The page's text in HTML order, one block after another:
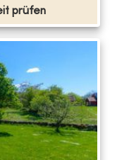
prüfen